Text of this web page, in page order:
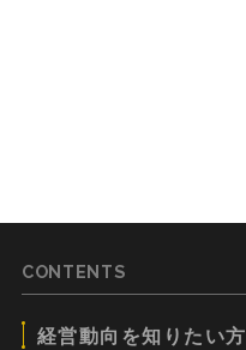
CONTENTS
経営動向を知りたい方